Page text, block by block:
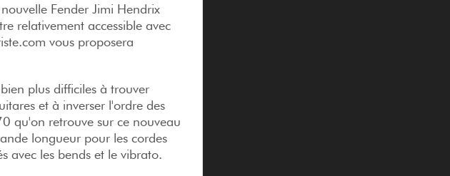
Fender Jimi Hendrix
relativement accessible avec
vous proposera
plus difficiles à trouver
et à inverser l'ordre des
qu'on retrouve sur ce nouveau
longueur pour les cordes
avec les bends et le vibrato.